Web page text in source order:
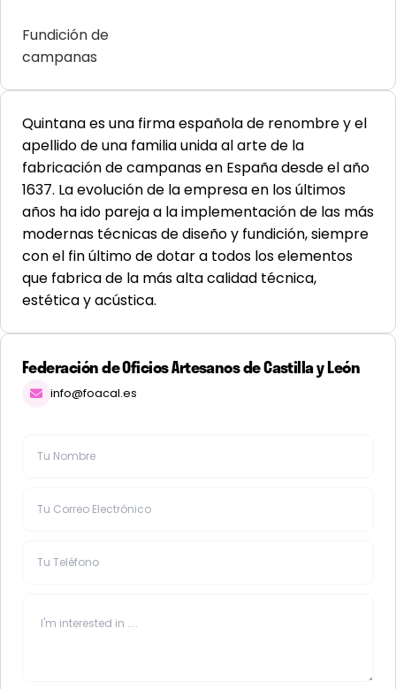
Fundición de
campanas
Quintana es una firma española de renombre y el
apellido de una familia unida al arte de la
fabricación de campanas en España desde el año
1637. La evolución de la empresa en los últimos
años ha ido pareja a la implementación de las más
modernas técnicas de diseño y fundición, siempre
con el fin último de dotar a todos los elementos
que fabrica de la más alta calidad técnica,
estética y acústica.
Federación de Oficios Artesanos de Castilla y León
info@foacal.es